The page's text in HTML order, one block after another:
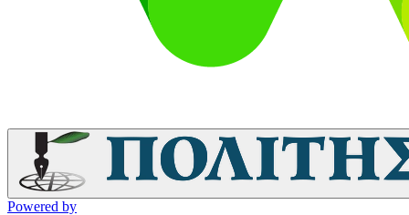
Powered by